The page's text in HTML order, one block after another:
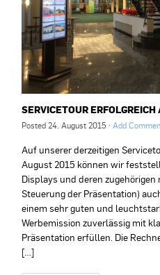
SERVICETOUR
Posted24. August 2015 ·Add
Auf unserer derzeitigen
August 2015 können wir
Displays und deren zugehörigen
Steuerung der Präsentation)
einem sehr guten und
Werbemission zuverlässig mit
Präsentation erfüllen. Die
[…]